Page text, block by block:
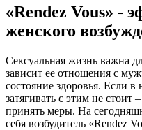
«Rendez Vous» -
женского
Сексуальная жизнь важна
зависит ее отношения с
состояние здоровья. Если
затягивать с этим не стоит
принять меры. На
себя возбудитель «Rendez